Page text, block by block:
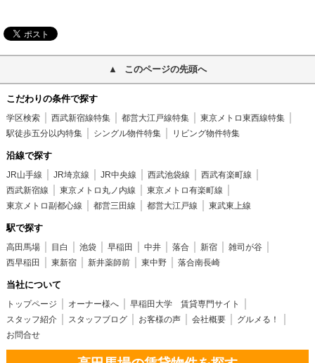
このページの先頭へ
こだわりの条件で探す
学区検索 西武新宿線特集 都営大江戸線特集
東京メトロ東西線特集
駅徒歩五分以内特集
シングル物件特集 リビング物件特集
沿線で探す
JR山手線 JR埼京線 JR中央線 西武池袋線
西武有楽町線
西武新宿線
東京メトロ丸ノ内線
東京メトロ有楽町線
東京メトロ副都心線
都営三田線 都営大江戸線 東武東上線
駅で探す
高田馬場 目白 池袋 早稲田 中井 落合 新宿
雑司が谷
西早稲田
東新宿 新井薬師前 東中野 落合南長崎
当社について
トップページ オーナー様へ
早稲田大学 賃貸専門サイト
スタッフ紹介
スタッフブログ お客様の声 会社概要
グルメる！
お問合せ